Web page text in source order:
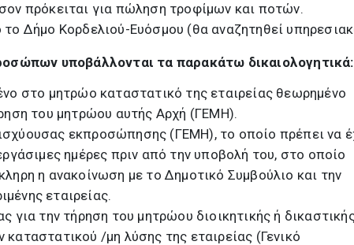
πρόκειται για πώληση τροφίμων και ποτών.
Δήμο Κορδελιού-Ευόσμου (θα αναζητηθεί
υποβάλλονται τα παρακάτω δικαιολογητικά:
στο μητρώο καταστατικό της εταιρείας θεωρημένο
του μητρώου αυτής Αρχή (ΓΕΜΗ).
εκπροσώπησης (ΓΕΜΗ), το οποίο πρέπει να
ημέρες πριν από την υποβολή του, στο οποίο
η ανακοίνωση με το Δημοτικό Συμβούλιο και την
εταιρείας.
για την τήρηση του μητρώου διοικητικής ή
/μη λύσης της εταιρείας (Γενικό